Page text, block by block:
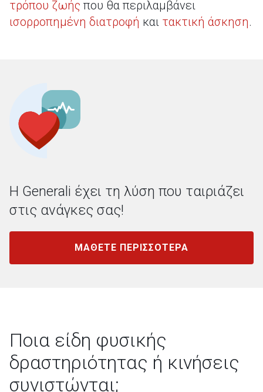
τρόπου ζωής που θα περιλαμβάνει
ισορροπημένη διατροφή και τακτική άσκηση.
Η Generali έχει τη λύση που ταιριάζει
στις ανάγκες σας!
ΜΑΘΕΤΕ ΠΕΡΙΣΣΟΤΕΡΑ
Ποια είδη φυσικής
δραστηριότητας ή κινήσεις
συνιστώνται;